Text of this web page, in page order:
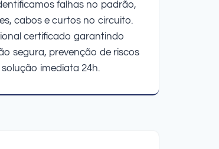
falhas no padrão,
cabos e curtos no circuito.
certificado garantindo
segura, prevenção de riscos
solução imediata 24h.